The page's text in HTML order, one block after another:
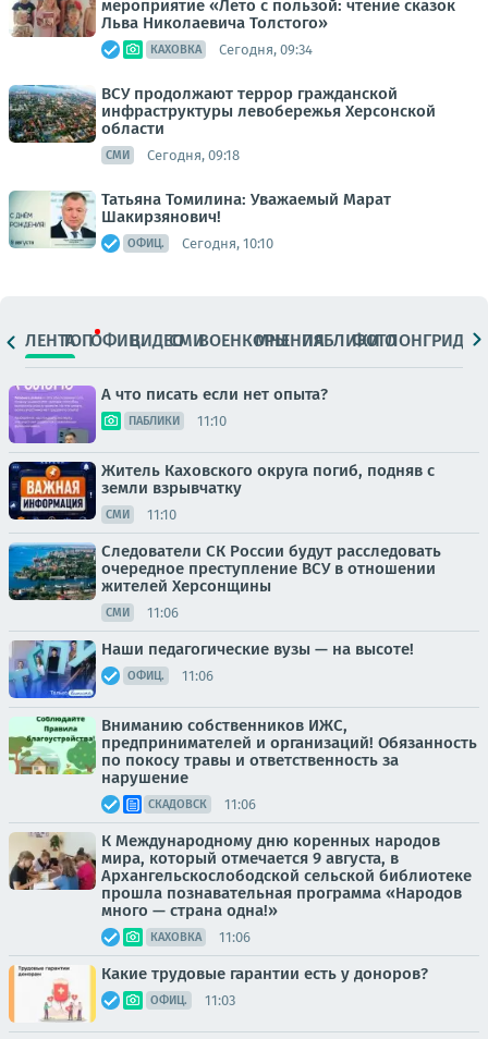
мероприятие «Лето с пользой: чтение сказок
Льва Николаевича Толстого»
КАХОВКА Сегодня, 09:34
ВСУ продолжают террор гражданской
инфраструктуры левобережья Херсонской
области
СМИ Сегодня, 09:18
Татьяна Томилина: Уважаемый Марат
Шакирзянович!
ОФИЦ. Сегодня, 10:10
ЛЕНТАТОПОФИЦ.ВИДЕОСМИВОЕНКОРЫМНЕНИЯПАБЛИКИ
ФОТОЛОНГРИДЫ
А что писать если нет опыта?
ПАБЛИКИ 11:10
Житель Каховского округа погиб, подняв с
земли взрывчатку
СМИ 11:10
Следователи СК России будут расследовать
очередное преступление ВСУ в отношении
жителей Херсонщины
СМИ 11:06
Наши педагогические вузы — на высоте!
ОФИЦ. 11:06
Вниманию собственников ИЖС,
предпринимателей и организаций! Обязанность
по покосу травы и ответственность за
нарушение
СКАДОВСК 11:06
К Международному дню коренных народов
мира, который отмечается 9 августа, в
Архангельскослободской сельской библиотеке
прошла познавательная программа «Народов
много — страна одна!»
КАХОВКА 11:06
Какие трудовые гарантии есть у доноров?
ОФИЦ. 11:03